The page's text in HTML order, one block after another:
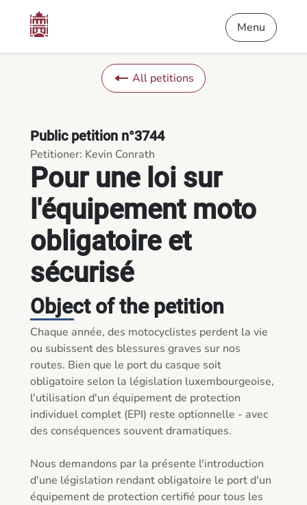
Pour une loi sur l'équipement moto obligatoire et sécurisé -
Menu
All petitions
Pour une loi sur
l'équipement moto
obligatoire et
sécurisé
Public petition n°3744
Petitioner: Kevin Conrath
Object of the petition
Chaque année, des motocyclistes perdent la vie
ou subissent des blessures graves sur nos
routes. Bien que le port du casque soit
obligatoire selon la législation luxembourgeoise,
l'utilisation d'un équipement de protection
individuel complet (EPI) reste optionnelle - avec
des conséquences souvent dramatiques.
Nous demandons par la présente l'introduction
d'une législation rendant obligatoire le port d'un
équipement de protection certifié pour tous les